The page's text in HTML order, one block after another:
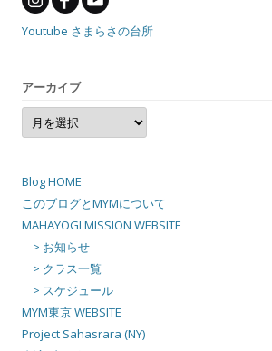
Youtube さまらさの台所
アーカイブ
ア
ー
カ
Blog HOME
このブログとMYMについて
MAHAYOGI MISSION WEBSITE
> お知らせ
> クラス一覧
> スケジュール
MYM東京 WEBSITE
Project Sahasrara (NY)